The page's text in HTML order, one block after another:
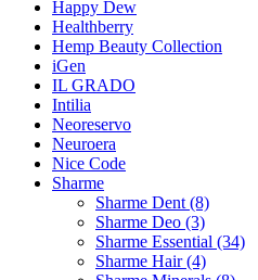
Happy Dew
Healthberry
Hemp Beauty Collection
iGen
IL GRADO
Intilia
Neoreservo
Neuroera
Nice Code
Sharme
Sharme Dent (8)
Sharme Deo (3)
Sharme Essential (34)
Sharme Hair (4)